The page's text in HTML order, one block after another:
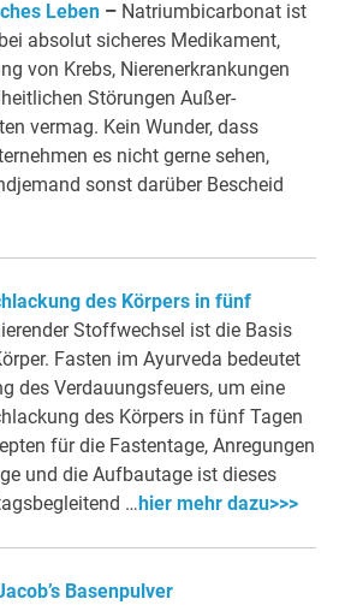
Leben – Natriumbicarbonat ist
absolut sicheres Medikament,
von Krebs, Nierenerkrankungen
Störungen Außer­
vermag. Kein Wunder, dass
es nicht gerne sehen,
sonst darüber Bescheid
des Körpers in fünf
Stoffwechsel ist die Basis
Fasten im Ayurveda bedeutet
des Verdauungsfeuers, um eine
des Körpers in fünf Tagen
für die Fastentage, Anregungen
und die Aufbautage ist dieses
… hier mehr dazu>>>
Basenpulver